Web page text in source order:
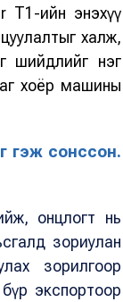
T1-ийн энэхүү
халж,
шийдлийг нэг
хоёр машины
гэж сонссон.
онцлогт нь
зориулан
зорилгоор
экспортоор